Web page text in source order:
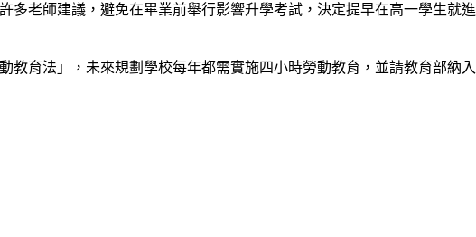
多老師建議，避免在畢業前舉行影響升學考試，決定提早在高一學生就
教育法」，未來規劃學校每年都需實施四小時勞動教育，並請教育部納